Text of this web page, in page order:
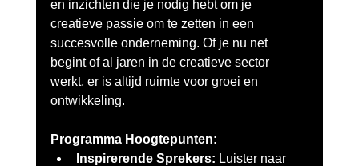
en inzichten die je nodig hebt om je
creatieve passie om te zetten in een
succesvolle onderneming. Of je nu net
begint of al jaren in de creatieve sector
werkt, er is altijd ruimte voor groei en
ontwikkeling.
Programma Hoogtepunten:
Inspirerende Sprekers: Luister naar